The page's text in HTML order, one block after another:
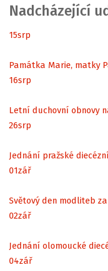
Nadcházející
15srp
Památka Marie, matky
16srp
Letní duchovní obnovy
26srp
Jednání pražské
01zář
Světový den modliteb
02zář
Jednání olomoucké
04zář